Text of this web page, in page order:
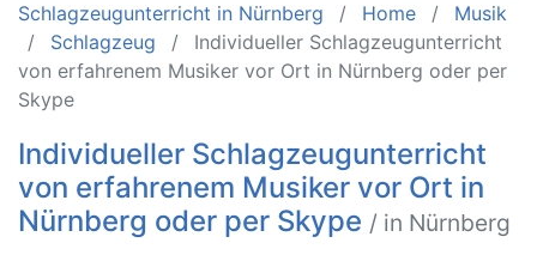
Schlagzeugunterricht in Nürnberg Home
Musik
Schlagzeug
Individueller Schlagzeugunterricht
von erfahrenem Musiker vor Ort in Nürnberg oder per
Skype
Individueller Schlagzeugunterricht
von erfahrenem Musiker vor Ort in
Nürnberg oder per Skype / in Nürnberg